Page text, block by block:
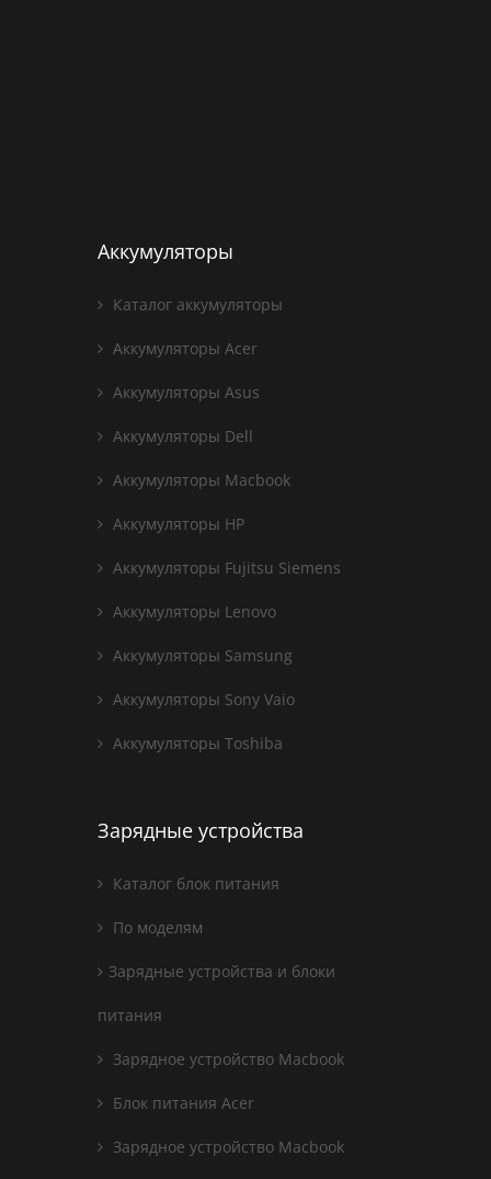
Аккумуляторы
Каталог аккумуляторы
Аккумуляторы Acer
Аккумуляторы Asus
Аккумуляторы Dell
Аккумуляторы Macbook
Аккумуляторы HP
Аккумуляторы Fujitsu Siemens
Аккумуляторы Lenovo
Аккумуляторы Samsung
Аккумуляторы Sony Vaio
Аккумуляторы Toshiba
Зарядные устройства
Каталог блок питания
По моделям
Зарядные устройства и блоки
питания
Зарядное устройство Macbook
Блок питания Acer
Зарядное устройство Macbook